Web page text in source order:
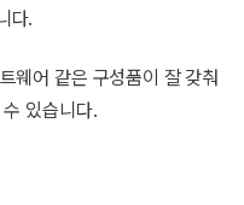
다.
웨어 같은 구성품이 잘 갖춰
있습니다.